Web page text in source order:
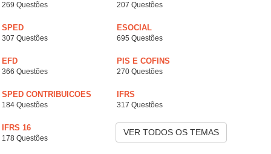
269 Questões 207 Questões
SPED
307 Questões
ESOCIAL
695 Questões
EFD
366 Questões
PIS E COFINS
270 Questões
SPED CONTRIBUICOES
184 Questões
IFRS
317 Questões
IFRS 16
178 Questões
VER TODOS OS TEMAS